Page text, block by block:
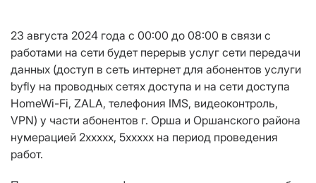
23 августа 2024 года c 00:00 до 08:00 в связи с
работами на сети будет перерыв услуг сети передачи
данных (доступ в сеть интернет для абонентов услуги
byfly на проводных сетях доступа и на сети доступа
HomeWi-Fi, ZALA, телефония IMS, видеоконтроль,
VPN) у части абонентов г. Орша и Оршанского района
нумерацией 2ххххх, 5ххххх на период проведения
работ.